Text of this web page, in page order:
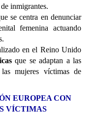
inmigrantes.
se centra en denunciar
femenina actuando
en el Reino Unido
que se adaptan a las
las mujeres víctimas de
EUROPEA CON
VÍCTIMAS